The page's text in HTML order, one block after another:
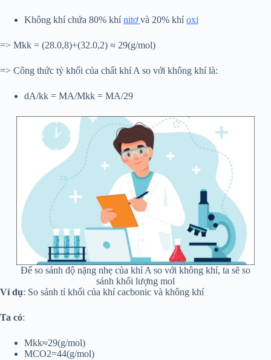
Không khí chứa 80% khínitơvà 20% khíoxi
=> Mkk = (28.0,8)+(32.0,2) ≈ 29(g/mol)
=> Công thức tỷ khối của chất khí A so với không khí là:
dA/kk = MA/Mkk = MA/29
Để so sánh độ nặng nhẹ của khí A so với không khí, ta sẽ so
sánh khối lượng mol
Ví dụ: So sánh tỉ khối của khí cacbonic và không khí
Ta có:
Mkk≈29(g/mol)
MCO2=44(g/mol)